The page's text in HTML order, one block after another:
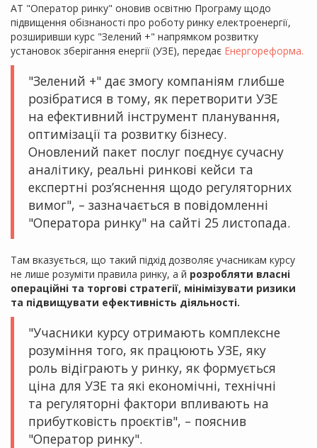
АТ "Оператор ринку" оновив освітню Програму щодо
підвищення обізнаності про роботу ринку електроенергії,
розширивши курс "Зелений +" напрямком розвитку
установок зберігання енергії (УЗЕ), передає Енергореформа.
"Зелений +" дає змогу компаніям глибше
розібратися в тому, як перетворити УЗЕ
на ефективний інструмент планування,
оптимізації та розвитку бізнесу.
Оновлений пакет послуг поєднує сучасну
аналітику, реальні ринкові кейси та
експертні роз’яснення щодо регуляторних
вимог", – зазначається в повідомленні
"Оператора ринку" на сайті 25 листопада.
Там вказується, що такий підхід дозволяє учасникам курсу
не лише розуміти правила ринку, а й розробляти власні
операційні та торгові стратегії, мінімізувати ризики
та підвищувати ефективність діяльності.
"Учасники курсу отримають комплексне
розуміння того, як працюють УЗЕ, яку
роль відіграють у ринку, як формується
ціна для УЗЕ та які економічні, технічні
та регуляторні фактори впливають на
прибутковість проєктів", – пояснив
"Оператор ринку".